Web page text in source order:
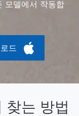
모델에서 작동합
드
찾는 방법